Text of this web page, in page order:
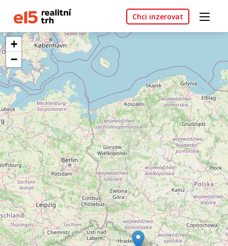
Chci inzerovat
+
−